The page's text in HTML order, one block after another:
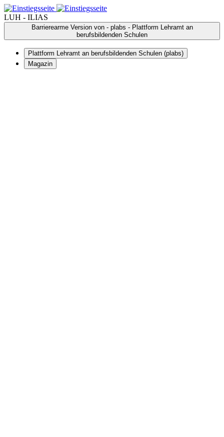
LUH - ILIAS
Barrierearme Version von - plabs - Plattform Lehramt an
berufsbildenden Schulen
Plattform Lehramt an berufsbildenden Schulen (plabs)
Magazin